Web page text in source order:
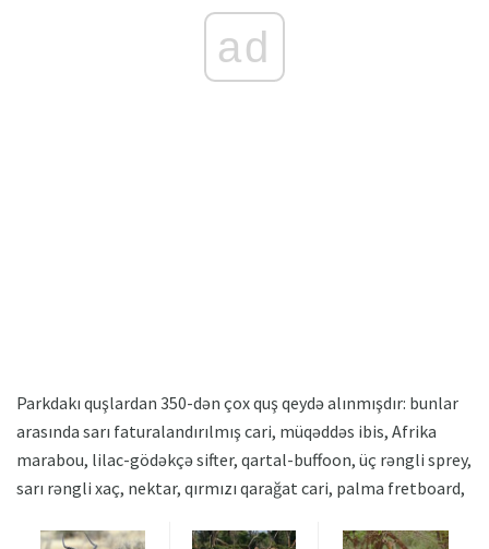
ad
Parkdakı quşlardan 350-dən çox quş qeydə alınmışdır: bunlar
arasında sarı faturalandırılmış cari, müqəddəs ibis, Afrika
marabou, lilac-gödəkçə sifter, qartal-buffoon, üç rəngli sprey,
sarı rəngli xaç, nektar, qırmızı qarağat cari, palma fretboard,